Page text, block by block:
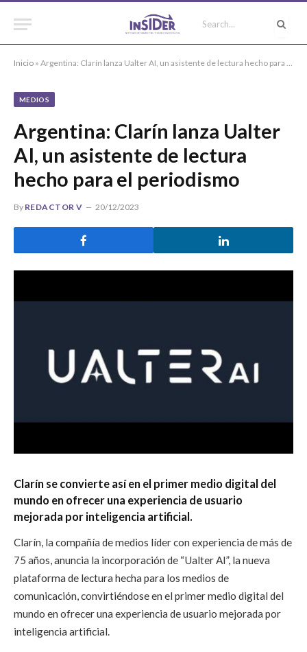
Inicio » Argentina: Clarín lanza Ualter AI, un asistente de lectura hecho para el periodismo
MEDIOS
Argentina: Clarín lanza Ualter
AI, un asistente de lectura
hecho para el periodismo
By REDACTOR V 20/12/2023
Clarín se convierte así en el primer medio digital del
mundo en ofrecer una experiencia de usuario
mejorada por inteligencia artificial.
Clarín, la compañía de medios líder con experiencia de más de
75 años, anuncia la incorporación de “Ualter AI”, la nueva
plataforma de lectura hecha para los medios de
comunicación, convirtiéndose en el primer medio digital del
mundo en ofrecer una experiencia de usuario mejorada por
inteligencia artificial.